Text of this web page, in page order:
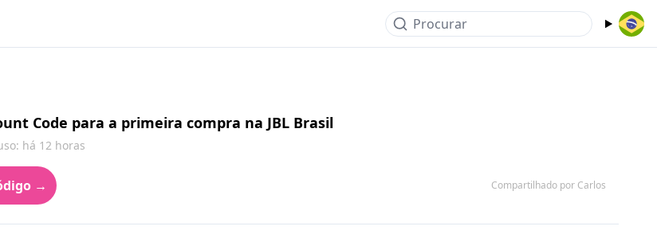
Procurar
Code para a primeira compra na JBL Brasil
há 12 horas
→ Compartilhado por Carlos